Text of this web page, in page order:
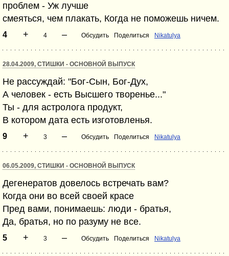
проблем - Уж лучше
смеяться, чем плакать, Когда не поможешь ничем.
4 + 4 – Обсудить Поделиться Nikatulya
28.04.2009, СТИШКИ - ОСНОВНОЙ ВЫПУСК
Не рассуждай: "Бог-Сын, Бог-Дух,
А человек - есть Высшего творенье..."
Ты - для астролога продукт,
В котором дата есть изготовленья.
9 + 3 – Обсудить Поделиться Nikatulya
06.05.2009, СТИШКИ - ОСНОВНОЙ ВЫПУСК
Дегенератов довелось встречать вам?
Когда они во всей своей красе
Пред вами, понимаешь: люди - братья,
Да, братья, но по разуму не все.
5 + 3 – Обсудить Поделиться Nikatulya